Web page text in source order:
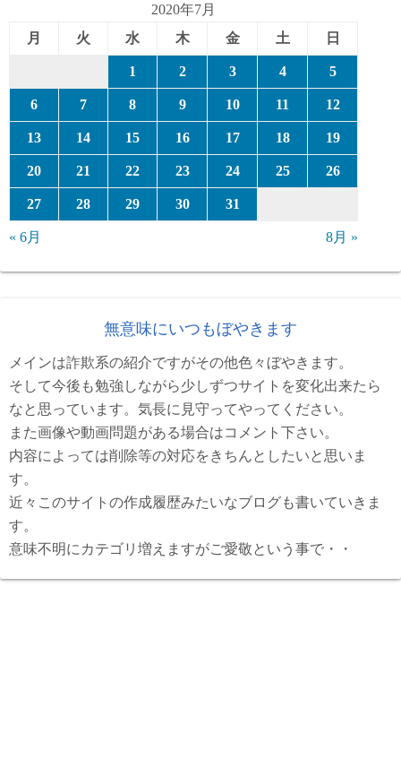
2020年7月
月
火 水 木 金 土 日
1 2 3 4 5
6 7 8 9 10 11 12
13 14 15 16 17 18 19
20 21 22 23 24 25 26
27 28 29 30 31
« 6月 8月 »
無意味にいつもぼやきます
メインは詐欺系の紹介ですがその他色々ぼやきます。
そして今後も勉強しながら少しずつサイトを変化出来たら
なと思っています。気長に見守ってやってください。
また画像や動画問題がある場合はコメント下さい。
内容によっては削除等の対応をきちんとしたいと思いま
す。
近々このサイトの作成履歴みたいなブログも書いていきま
す。
意味不明にカテゴリ増えますがご愛敬という事で・・